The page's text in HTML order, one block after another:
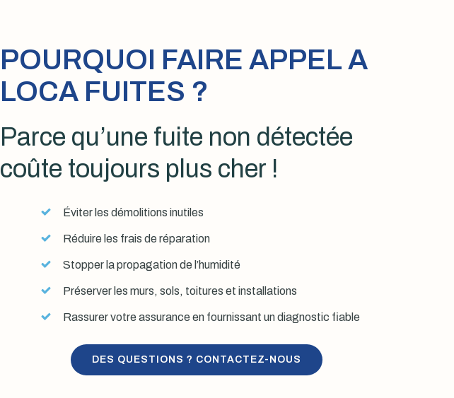
POURQUOI FAIRE APPEL A
LOCA FUITES ?
Parce qu’une fuite non détectée
coûte toujours plus cher !
Éviter les démolitions inutiles
Réduire les frais de réparation
Stopper la propagation de l’humidité
Préserver les murs, sols, toitures et installations
Rassurer votre assurance en fournissant un diagnostic fiable
DES QUESTIONS ? CONTACTEZ-NOUS